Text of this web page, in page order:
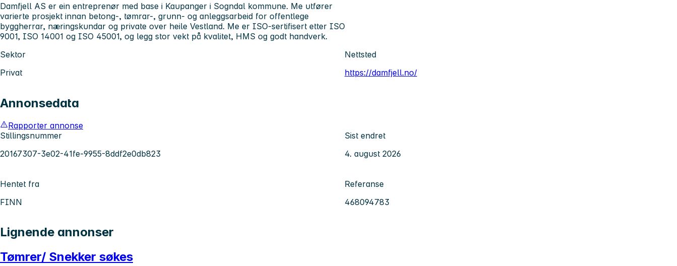
Damfjell AS er ein entreprenør med base i Kaupanger i Sogndal kommune. Me utfører
varierte prosjekt innan betong-, tømrar-, grunn- og anleggsarbeid for offentlege
byggherrar, næringskundar og private over heile Vestland. Me er ISO-sertifisert etter ISO
9001, ISO 14001 og ISO 45001, og legg stor vekt på kvalitet, HMS og godt handverk.
Sektor
Privat
Nettsted
https://damfjell.no/
Annonsedata
Rapporter annonse
Stillingsnummer
20167307-3e02-41fe-9955-8ddf2e0db823
Sist endret
4. august 2026
Hentet fra
FINN
Referanse
468094783
Lignende annonser
Tømrer/ Snekker søkes